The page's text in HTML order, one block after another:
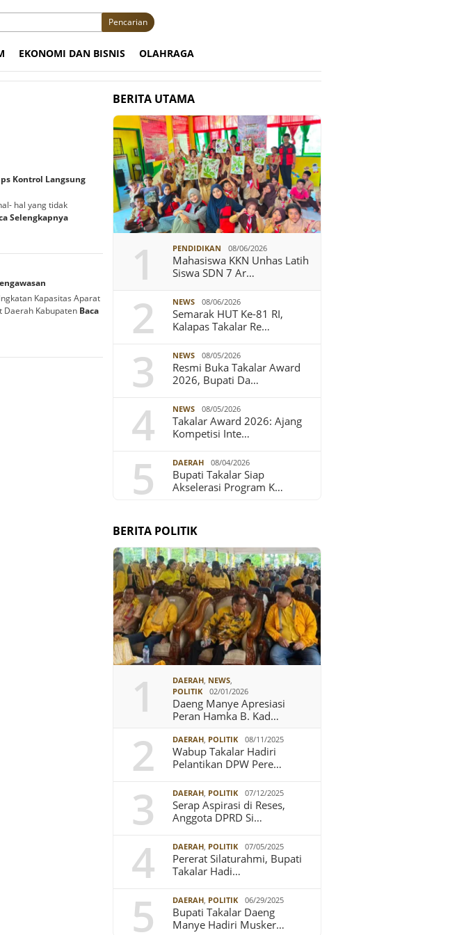
Pencarian
EKONOMI DAN BISNIS OLAHRAGA
Kontrol Langsung
hal yang tidak
Selengkapnya
Kapasitas Aparat
Daerah Kabupaten Baca
BERITA UTAMA
1 PENDIDIKAN 08/06/2026
Mahasiswa KKN Unhas Latih
Siswa SDN 7 Ar…
2 NEWS 08/06/2026
Semarak HUT Ke-81 RI,
Kalapas Takalar Re…
3 NEWS 08/05/2026
Resmi Buka Takalar Award
2026, Bupati Da…
4 NEWS 08/05/2026
Takalar Award 2026: Ajang
Kompetisi Inte…
5 DAERAH 08/04/2026
Bupati Takalar Siap
Akselerasi Program K…
BERITA POLITIK
1 DAERAH, NEWS,
POLITIK
02/01/2026
Daeng Manye Apresiasi
Peran Hamka B. Kad…
2 DAERAH, POLITIK 08/11/2025
Wabup Takalar Hadiri
Pelantikan DPW Pere…
3 DAERAH, POLITIK 07/12/2025
Serap Aspirasi di Reses,
Anggota DPRD Si…
4 DAERAH, POLITIK 07/05/2025
Pererat Silaturahmi, Bupati
Takalar Hadi…
5 DAERAH, POLITIK 06/29/2025
Bupati Takalar Daeng
Manye Hadiri Musker…